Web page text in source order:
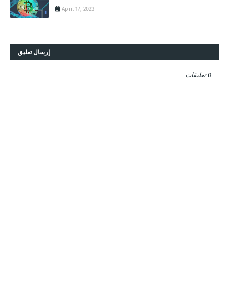
April 17, 2023
إرسال تعليق
0 تعليقات